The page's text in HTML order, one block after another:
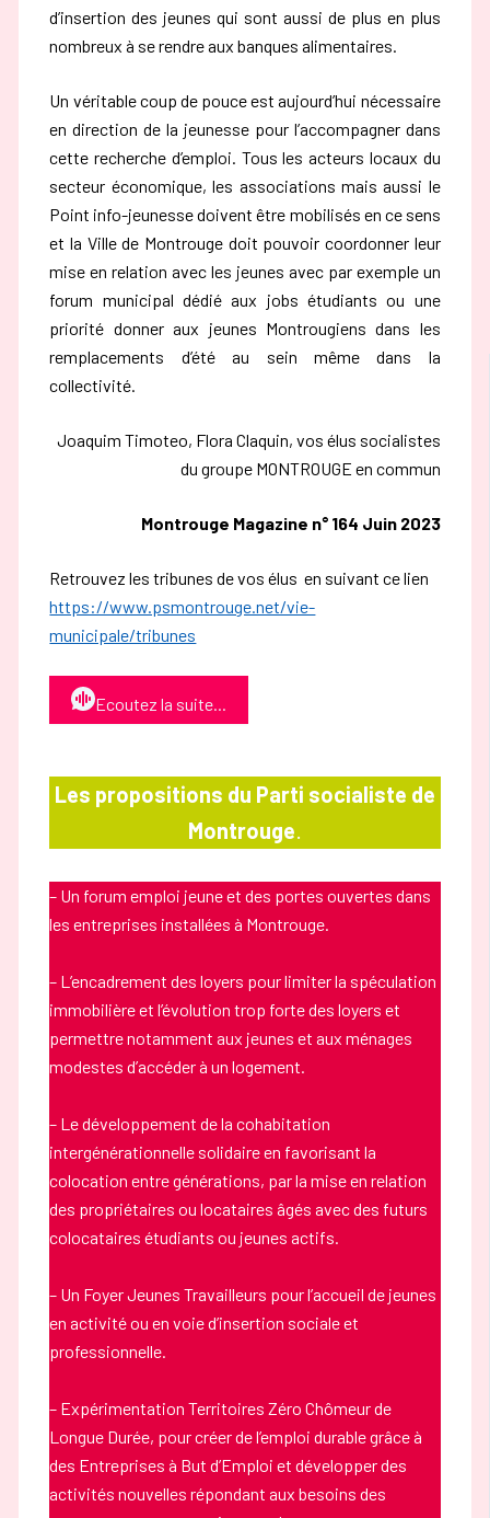
d’insertion des jeunes qui sont aussi de plus en plus
nombreux à se rendre aux banques alimentaires.
Un véritable coup de pouce est aujourd’hui nécessaire
en direction de la jeunesse pour l’accompagner dans
cette recherche d’emploi. Tous les acteurs locaux du
secteur économique, les associations mais aussi le
Point info-jeunesse doivent être mobilisés en ce sens
et la Ville de Montrouge doit pouvoir coordonner leur
mise en relation avec les jeunes avec par exemple un
forum municipal dédié aux jobs étudiants ou une
priorité donner aux jeunes Montrougiens dans les
remplacements d’été au sein même dans la
collectivité.
Joaquim Timoteo, Flora Claquin, vos élus socialistes
du groupe MONTROUGE en commun
Montrouge Magazine n° 164 Juin 2023
Retrouvez les tribunes de vos élus en suivant ce lien
https://www.psmontrouge.net/vie-
municipale/tribunes
Ecoutez la suite...
Les propositions du Parti socialiste de
Montrouge.
– Un forum emploi jeune et des portes ouvertes dans
les entreprises installées à Montrouge.
– L’encadrement des loyers pour limiter la spéculation
immobilière et l’évolution trop forte des loyers et
permettre notamment aux jeunes et aux ménages
modestes d’accéder à un logement.
– Le développement de la cohabitation
intergénérationnelle solidaire en favorisant la
colocation entre générations, par la mise en relation
des propriétaires ou locataires âgés avec des futurs
colocataires étudiants ou jeunes actifs.
– Un Foyer Jeunes Travailleurs pour l’accueil de jeunes
en activité ou en voie d’insertion sociale et
professionnelle.
– Expérimentation Territoires Zéro Chômeur de
Longue Durée, pour créer de l’emploi durable grâce à
des Entreprises à But d’Emploi et développer des
activités nouvelles répondant aux besoins des